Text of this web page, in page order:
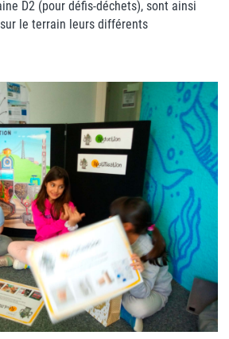
D2 (pour défis-déchets), sont ainsi
le terrain leurs différents